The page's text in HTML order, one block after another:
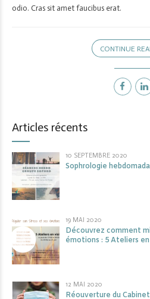
odio. Cras sit amet faucibus erat.
CONTINUE
Articles récents
10 SEPTEMBRE 2020
Sophrologie
19 MAI 2020
Découvrez comment
émotions : 5 Ateliers en
12 MAI 2020
Réouverture du Cabinet